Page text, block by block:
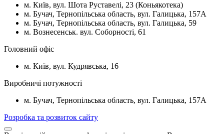
м. Київ, вул. Шота Руставелі, 23 (Коньякотека)
м. Бучач, Тернопільська область, вул. Галицька, 157А
м. Бучач, Тернопільська область, вул. Галицька, 59
м. Вознесенськ. вул. Соборності, 61
Головний офіс
м. Київ, вул. Кудрявська, 16
Виробничі потужності
м. Бучач, Тернопільська область, вул. Галицька, 157А
Розробка та розвиток сайту